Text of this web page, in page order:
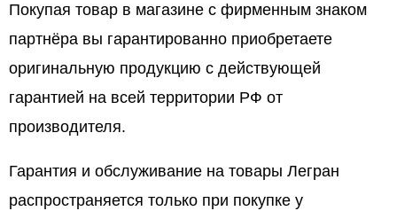
Покупая товар в магазине с фирменным знаком
партнёра вы гарантированно приобретаете
оригинальную продукцию с действующей
гарантией на всей территории РФ от
производителя.
Гарантия и обслуживание на товары Легран
распространяется только при покупке у